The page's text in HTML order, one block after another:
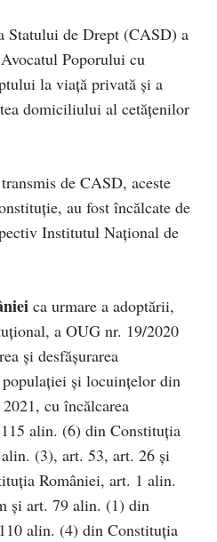
Statului de Drept (CASD) a
Poporului cu
la viață privată și a
domiciliului al cetățenilor
de CASD, aceste
au fost încălcate de
Institutul Național de
ca urmare a adoptării,
a OUG nr. 19/2020
și desfășurarea
și locuințelor din
cu încălcarea
alin. (6) din Constituția
(3), art. 53, art. 26 și
României, art. 1 alin.
și art. 79 alin. (1) din
alin. (4) din Constituția